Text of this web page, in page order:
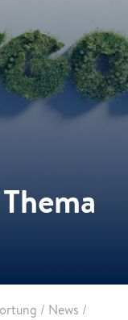
/ News /